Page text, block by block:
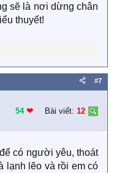
sẽ là nơi dừng chân
thuyết!
#7
54 ❤︎ Bài viết: 12
có người yêu, thoát
lạnh lẽo và rồi em có